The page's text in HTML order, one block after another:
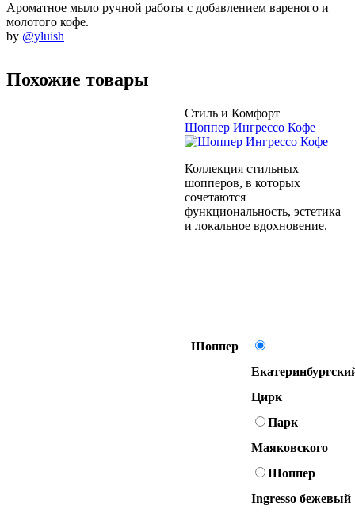
Ароматное мыло ручной работы с добавлением вареного и
молотого кофе.
by @yluish
Похожие товары
Стиль и Комфорт
Шоппер Ингрессо Кофе
Коллекция стильных
шопперов, в которых
сочетаются
функциональность, эстетика
и локальное вдохновение.
Шоппер
Цирк
Парк
Маяковского
Шоппер
Ingresso бежевый